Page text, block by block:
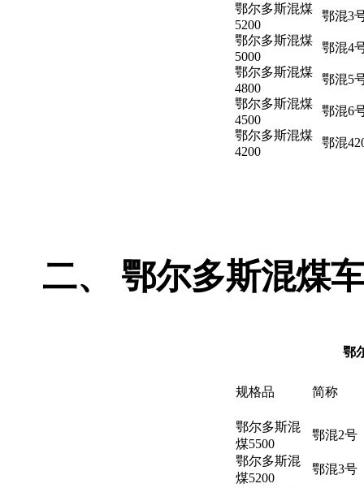
鄂尔多斯混煤
5200
鄂混3
鄂尔多斯混煤
5000
鄂混4
鄂尔多斯混煤
4800
鄂混5
鄂尔多斯混煤
4500
鄂混6
鄂尔多斯混煤
4200
鄂混
二、 鄂尔多斯混煤
鄂
规格品 简称
鄂尔多斯混
煤5500
鄂混2号
鄂尔多斯混
煤5200
鄂混3号